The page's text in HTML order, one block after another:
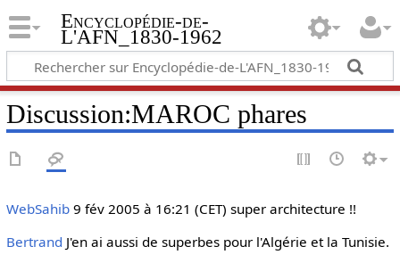
Encyclopédie-de-
L'AFN_1830-1962
Discussion:MAROC phares
WebSahib9 fév 2005 à 16:21 (CET) super architecture !!
Bertrand J'en ai aussi de superbes pour l'Algérie et la Tunisie.